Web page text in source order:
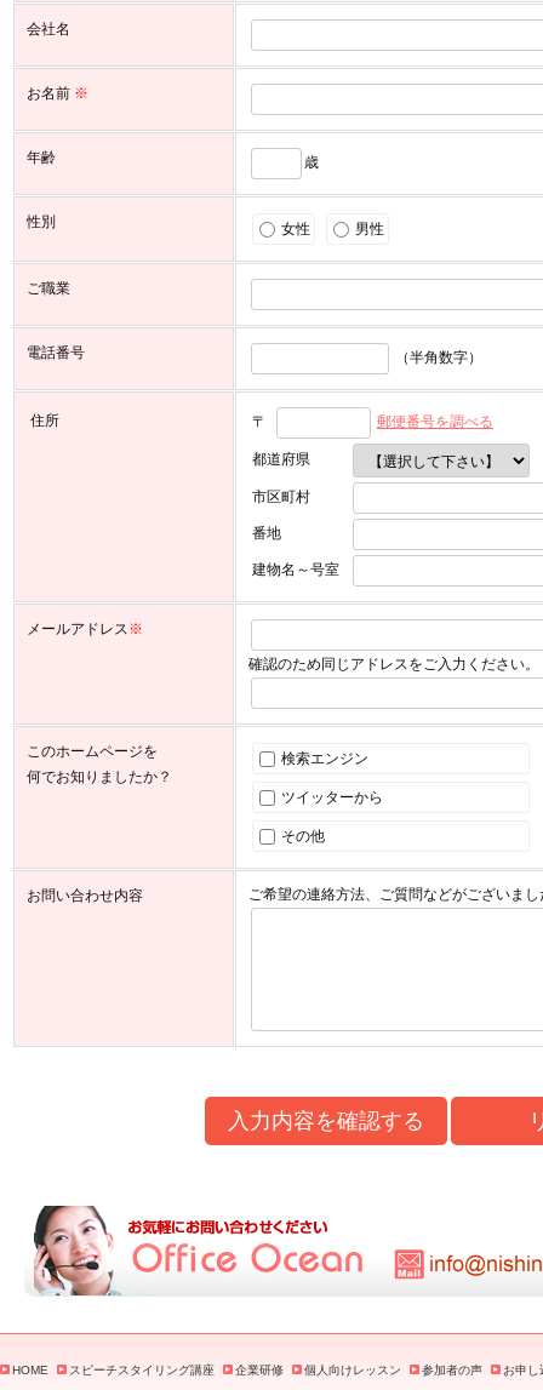
会社名
お名前 ※
年齢 歳
性別 女性 男性
ご職業
電話番号 （半角数字）
住所 〒 郵便番号を調べる
都道府県
市区町村
番地
建物名～号室
メールアドレス ※
確認のため同じアドレスをご入力ください。
このホームページを
何でお知りましたか？
検索エンジン
ツイッターから
その他
お問い合わせ内容 ご希望の連絡方法、ご質問などがございま
入力内容を確認する
HOME スピーチスタイリング講座 企業研修 個人向けレッスン 参加者の声 お申し